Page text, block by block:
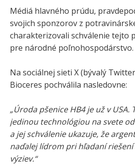
Médiá hlavného prúdu,
svojich sponzorov z
charakterizovali schválenie tejto
pre národné poľnohospodárstvo.
Na sociálnej sieti X (bývalý
Bioceres pochválila nasledovne:
„Úroda pšenice HB4 je už v USA.
jedinou technológiou na svete
a jej schválenie ukazuje, že
naďalej lídrom pri hľadaní
výziev.“